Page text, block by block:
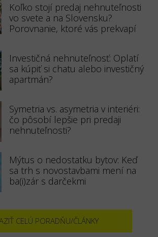
Koľko stojí predaj nehnuteľnosti
vo svete a na Slovensku?
Porovnanie, ktoré vás prekvapí
Investičná nehnuteľnosť: Oplatí
sa kúpiť si chatu alebo investičný
apartmán?
Symetria vs. asymetria v interiéri:
čo pôsobí lepšie pri predaji
nehnuteľnosti?
Mýtus o nedostatku bytov: Keď
sa trh s novostavbami mení na
ba(i)zár s darčekmi
CELÚ PORADŇU/ČLÁNKY